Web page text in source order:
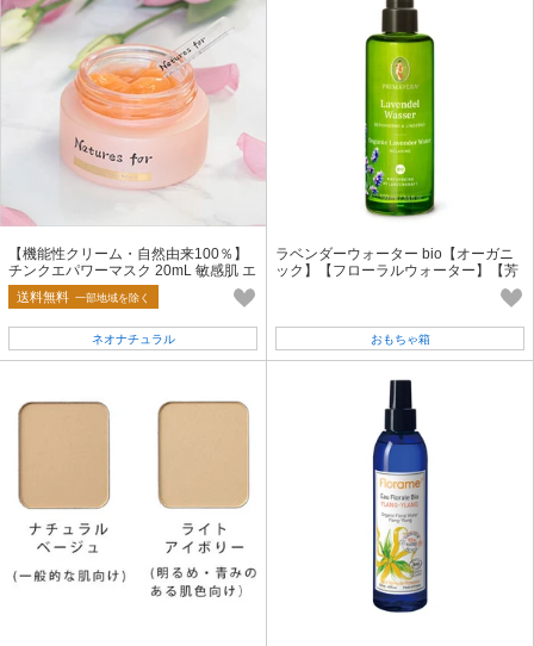
【機能性クリーム・自然由来100％】
チンクエパワーマスク 20mL 敏感肌 エ
イジング 無添加 オーガニック
送料無料 一部地域を除く
ネオナチュラル
ラベンダーウォーター bio【オーガニ
ック】【フローラルウォーター】【芳
おもちゃ箱